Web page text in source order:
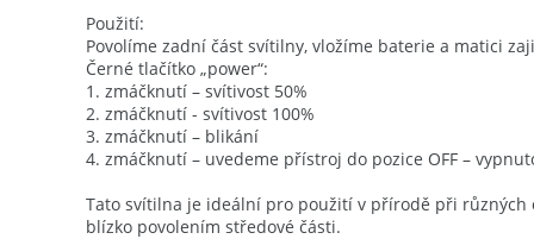
Použití:
Povolíme zadní část svítilny, vložíme baterie a matici
Černé tlačítko „power“:
1. zmáčknutí – svítivost 50%
2. zmáčknutí - svítivost 100%
3. zmáčknutí – blikání
4. zmáčknutí – uvedeme přístroj do pozice OFF –
Tato svítilna je ideální pro použití v přírodě při různých
blízko povolením středové části.